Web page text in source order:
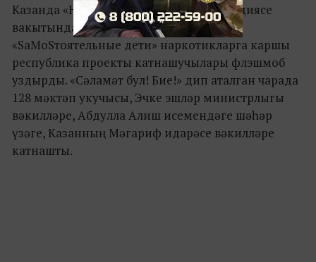
Казанда «Наркотикларсыз тормыш» акциясе
вакытында Игенчеләр сарае янында
«SаМоSтоятельные дети» наркотикларга каршы
республика проекты катнашучылары флэшмоб
уздырды. «Сәламәт бул! Бие!» дип аталган чарада
128 мәктәп укучысы, Эчке эшләр министрлыгы
вәкилләре, Абдулла Алиш исемендәге шәһәр
үзәге, Казанның Мәгариф идарәсе вәкилләре
катнашты.